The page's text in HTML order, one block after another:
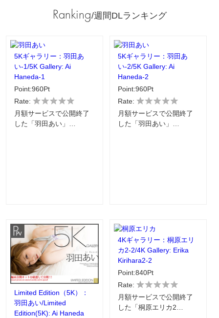
Ranking/週間DLランキング
5Kギャラリー：羽田あ
い-1/5K Gallery: Ai
Haneda-1
Point:960Pt
Rate:
月額サービスで公開終了
した「羽田あい」…
5Kギャラリー：羽田あ
い-2/5K Gallery: Ai
Haneda-2
Point:960Pt
Rate:
月額サービスで公開終了
した「羽田あい」…
Limited Edition（5K）：
羽田あい/Limited
Edition(5K): Ai Haneda
4Kギャラリー：桐原エリ
カ2-2/4K Gallery: Erika
Kirihara2-2
Point:840Pt
Rate:
月額サービスで公開終了
した「桐原エリカ2…